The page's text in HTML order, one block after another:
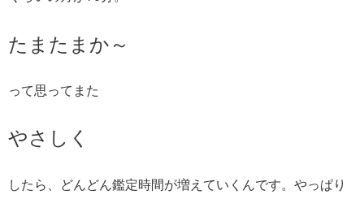
たまたまか～
って思ってまた
やさしく
したら、どんどん鑑定時間が増えていくんです。やっぱり